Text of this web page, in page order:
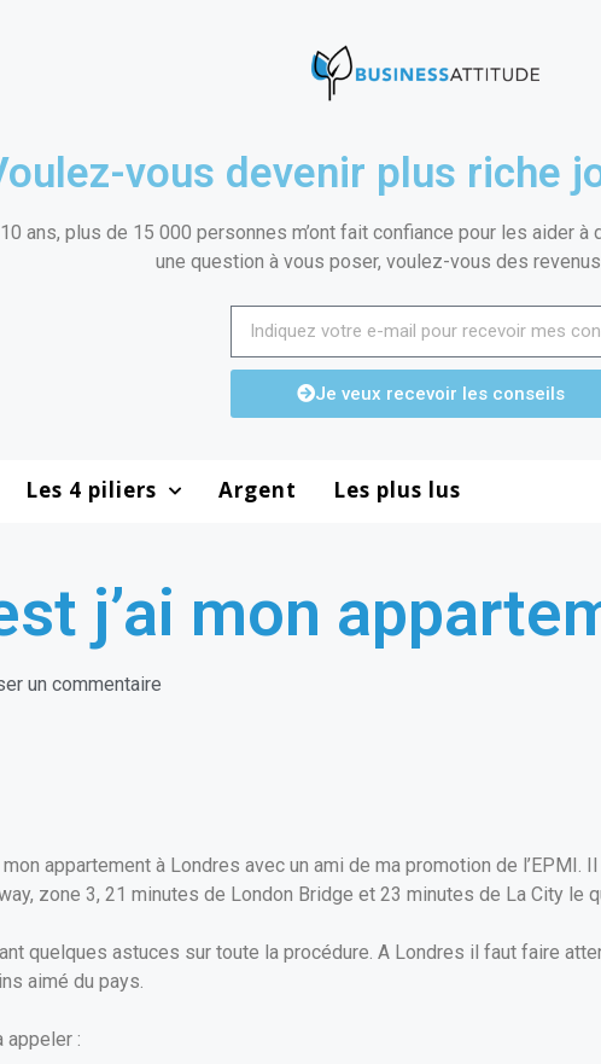
vous devenir plus riche
ans, plus de 15 000 personnes m’ont fait confiance pour les aider
une question à vous poser, voulez-vous des
Je veux recevoir les conseils
Les 4 piliers Argent Les plus lus
j’ai mon
un commentaire
appartement à Londres avec un ami de ma promotion de l’EPMI.
zone 3, 21 minutes de London Bridge et 23 minutes de La City le
quelques astuces sur toute la procédure. A Londres il faut faire
aimé du pays.
appeler :